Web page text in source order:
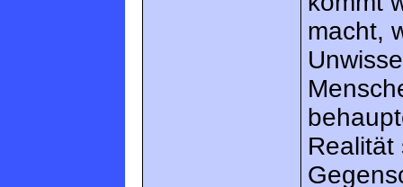
macht,
Realität